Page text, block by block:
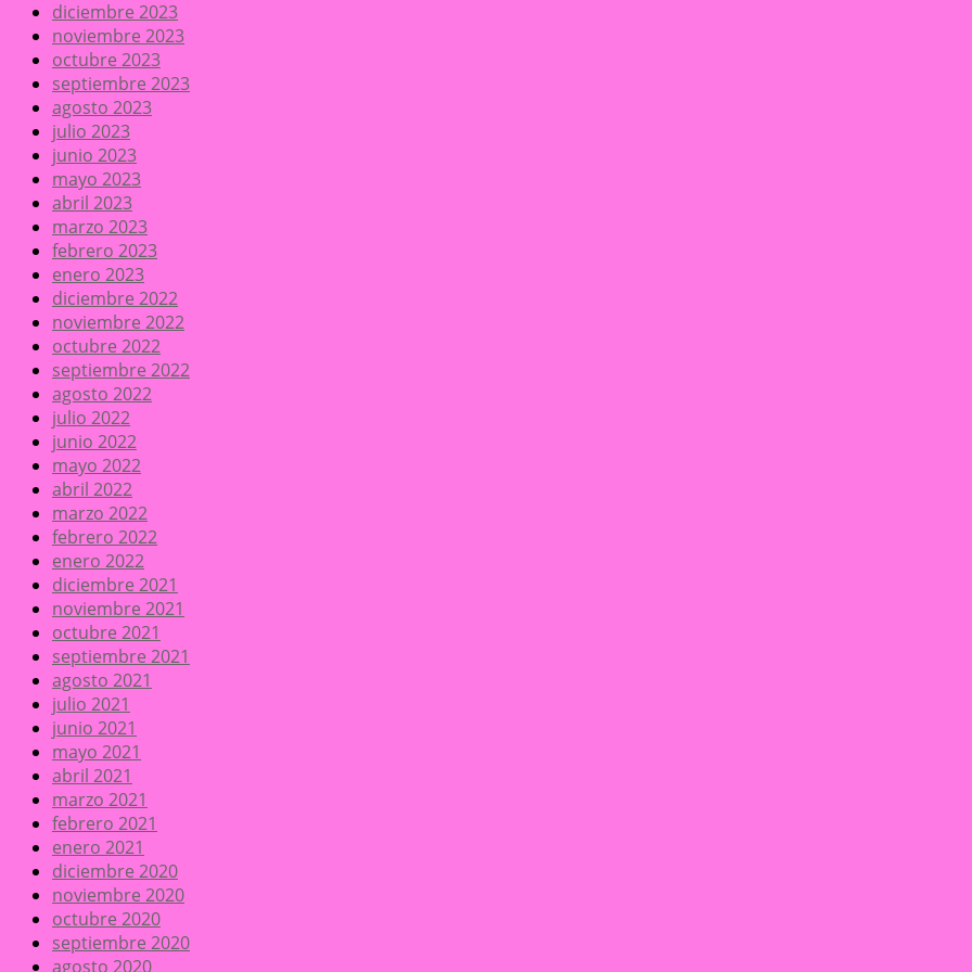
diciembre 2023
noviembre 2023
octubre 2023
septiembre 2023
agosto 2023
julio 2023
junio 2023
mayo 2023
abril 2023
marzo 2023
febrero 2023
enero 2023
diciembre 2022
noviembre 2022
octubre 2022
septiembre 2022
agosto 2022
julio 2022
junio 2022
mayo 2022
abril 2022
marzo 2022
febrero 2022
enero 2022
diciembre 2021
noviembre 2021
octubre 2021
septiembre 2021
agosto 2021
julio 2021
junio 2021
mayo 2021
abril 2021
marzo 2021
febrero 2021
enero 2021
diciembre 2020
noviembre 2020
octubre 2020
septiembre 2020
agosto 2020